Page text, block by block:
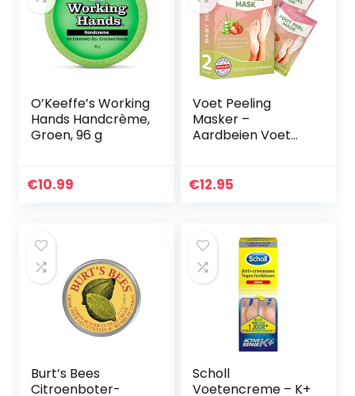
O’Keeffe’s Working
Hands Handcrème,
Groen, 96 g
€10.99
Voet Peeling
Masker –
Aardbeien Voet
Dermatologisch
€12.95
Burt’s Bees
Citroenboter-
Scholl
Voetencreme – K+